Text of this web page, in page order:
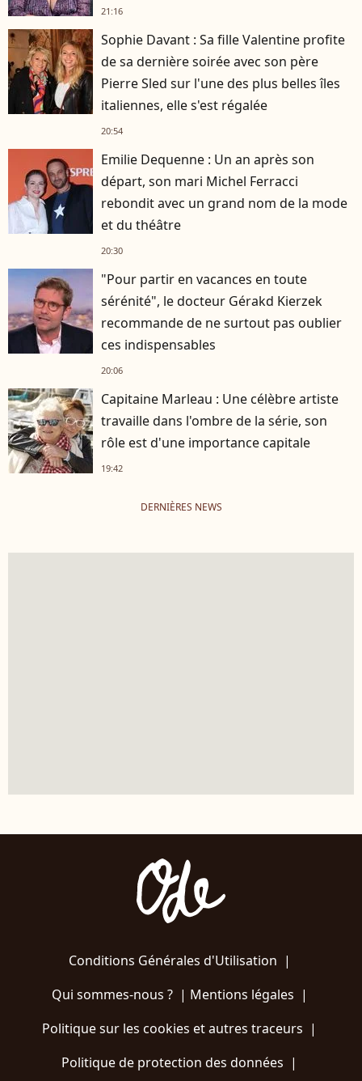
21:16
Sophie Davant : Sa fille Valentine profite
de sa dernière soirée avec son père
Pierre Sled sur l'une des plus belles îles
italiennes, elle s'est régalée
20:54
Emilie Dequenne : Un an après son
départ, son mari Michel Ferracci
rebondit avec un grand nom de la mode
et du théâtre
20:30
"Pour partir en vacances en toute
sérénité", le docteur Gérakd Kierzek
recommande de ne surtout pas oublier
ces indispensables
20:06
Capitaine Marleau : Une célèbre artiste
travaille dans l'ombre de la série, son
rôle est d'une importance capitale
19:42
DERNIÈRES NEWS
Conditions Générales d'Utilisation |
Qui sommes-nous ?| Mentions légales |
Politique sur les cookies et autres traceurs |
Politique de protection des données |